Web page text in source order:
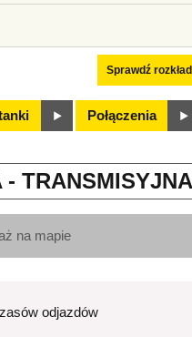
Sprawdź
Połączenia
na mapie
odjazdów